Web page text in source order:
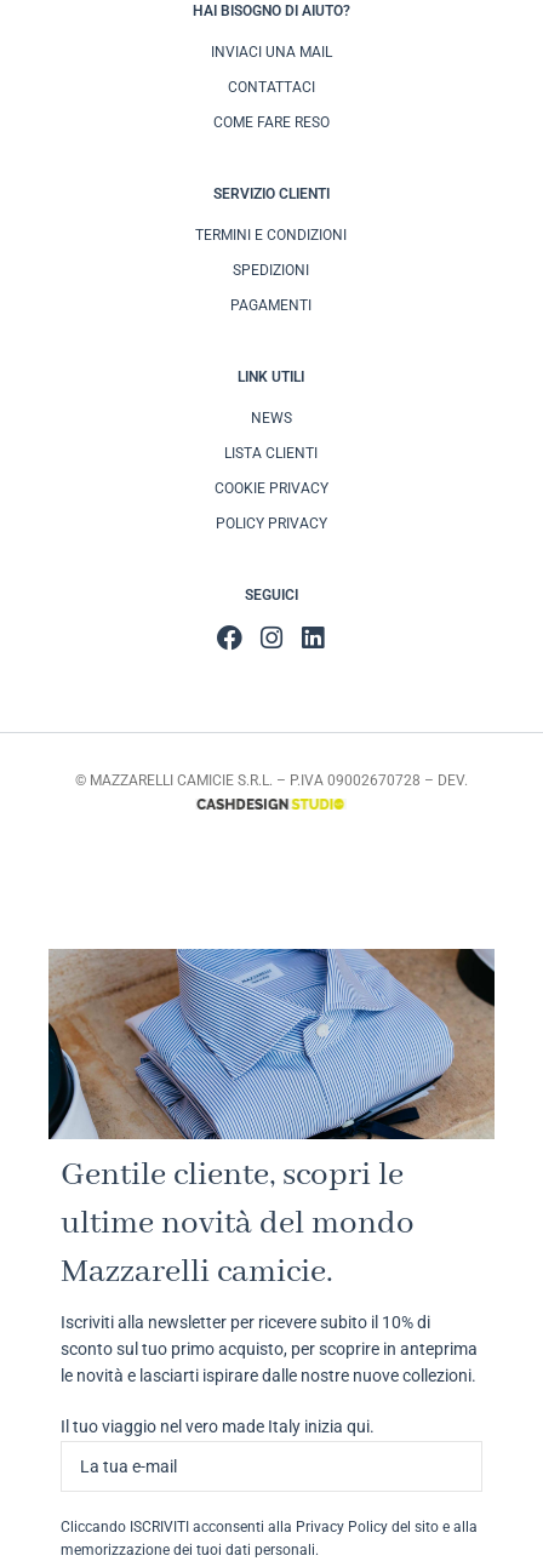
HAI BISOGNO DI AIUTO?
INVIACI UNA MAIL
CONTATTACI
COME FARE RESO
SERVIZIO CLIENTI
TERMINI E CONDIZIONI
SPEDIZIONI
PAGAMENTI
LINK UTILI
NEWS
LISTA CLIENTI
COOKIE PRIVACY
POLICY PRIVACY
SEGUICI
© MAZZARELLI CAMICIE S.R.L. – P.IVA 09002670728 – DEV.
Gentile cliente, scopri le
ultime novità del mondo
Mazzarelli camicie.
Iscriviti alla newsletter per ricevere subito il 10% di
sconto sul tuo primo acquisto, per scoprire in anteprima
le novità e lasciarti ispirare dalle nostre nuove collezioni.
Il tuo viaggio nel vero made Italy inizia qui.
Cliccando ISCRIVITI acconsenti alla Privacy Policy del sito e alla
memorizzazione dei tuoi dati personali.